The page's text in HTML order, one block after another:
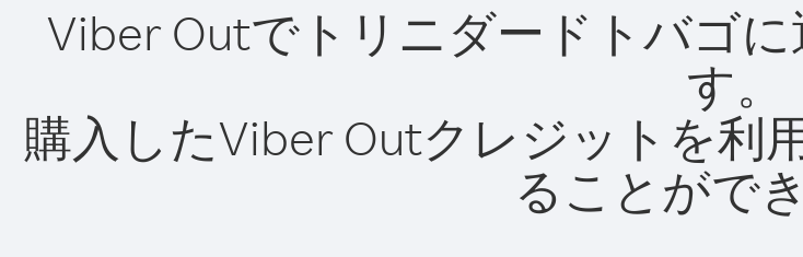
Viber Outでトリニダードトバゴ
す。
購入したViber Outクレジットを利
ることがで